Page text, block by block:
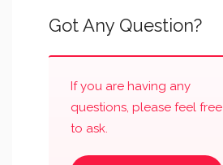
Got Any Question?
If you are having any
questions, please feel free
to ask.